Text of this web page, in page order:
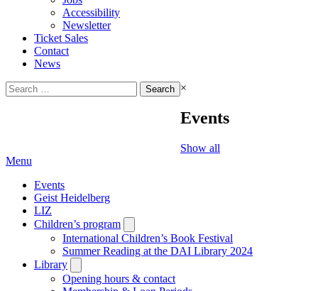
Accessibility
Newsletter
Ticket Sales
Contact
News
Search
for:
×
Events
Show all
Menu
Events
Geist Heidelberg
LIZ
Children’s program
submenu
International Children’s Book Festival
Summer Reading at the DAI Library 2024
Library
submenu
Opening hours & contact